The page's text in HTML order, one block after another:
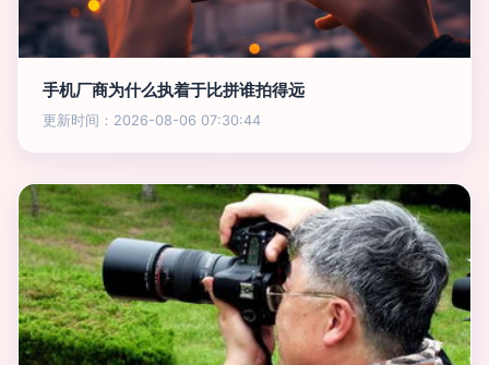
手机厂商为什么执着于比拼谁拍得远
更新时间：2026-08-06 07:30:44